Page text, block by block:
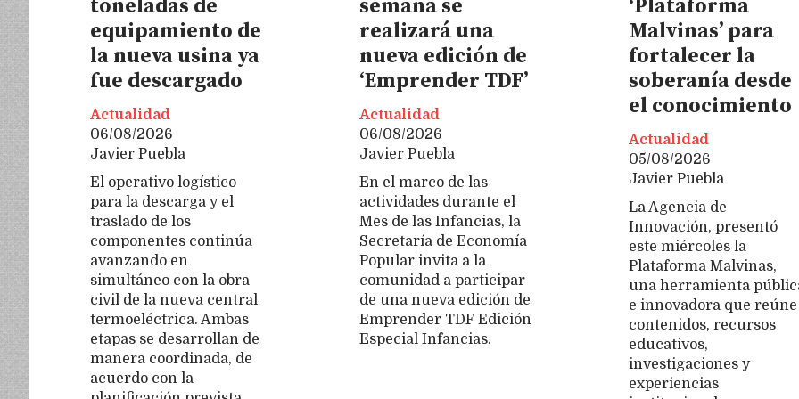
toneladas de
equipamiento de
la nueva usina ya
fue descargado
Javier Puebla
Actualidad
06/08/2026
El operativo logístico
para la descarga y el
traslado de los
componentes continúa
avanzando en
simultáneo con la obra
civil de la nueva central
termoeléctrica. Ambas
etapas se desarrollan de
manera coordinada, de
acuerdo con la
semana se
realizará una
nueva edición de
‘Emprender TDF’
Javier Puebla
Actualidad
06/08/2026
En el marco de las
actividades durante el
Mes de las Infancias, la
Secretaría de Economía
Popular invita a la
comunidad a participar
de una nueva edición de
Emprender TDF Edición
Especial Infancias.
‘Plataforma
Malvinas’ para
fortalecer la
soberanía desde
el conocimiento
Javier Puebla
Actualidad
05/08/2026
La Agencia de
Innovación, presentó
este miércoles la
Plataforma Malvinas,
una herramienta
e innovadora que reúne
contenidos, recursos
educativos,
investigaciones y
experiencias